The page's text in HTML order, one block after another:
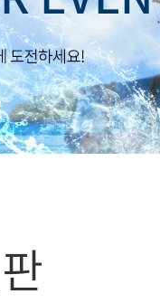
서비스
내정보
보안센터
모집